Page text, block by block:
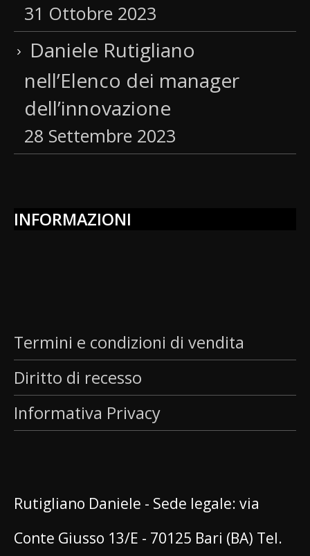
31 Ottobre 2023
Daniele Rutigliano
nell’Elenco dei manager
dell’innovazione
28 Settembre 2023
INFORMAZIONI
Termini e condizioni di vendita
Diritto di recesso
Informativa Privacy
Rutigliano Daniele - Sede legale: via
Conte Giusso 13/E - 70125 Bari (BA) Tel.